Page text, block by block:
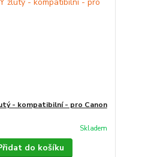
- kompatibilní - pro Canon
Skladem
do košíku